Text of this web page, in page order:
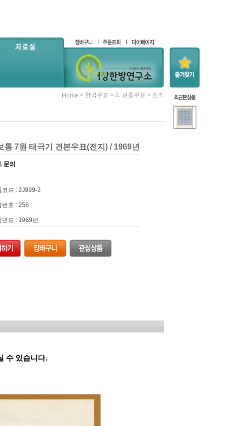
Home > 한국우표 > 2. 보통우표 > 전지
통 7원 태극기 견본우표(전지) / 1969년
문의
코드 : 2J999-2
번호 : 256
년도 : 1969년
수 있습니다.